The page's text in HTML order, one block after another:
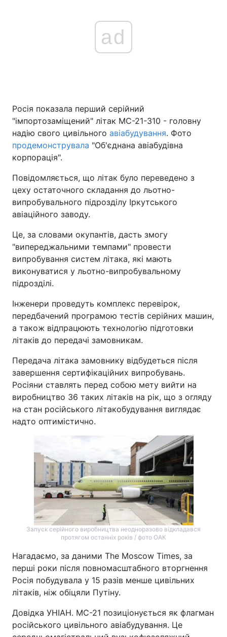
ad
Росія показала перший серійний
"імпортозаміщений" літак МС-21-310 - головну
надію свого цивільного авіабудування. Фото
продемонструвала "Об'єднана авіабудівна
корпорація".
Повідомляється, що літак було переведено з
цеху остаточного складання до льотно-
випробувального підрозділу Іркутського
авіаційного заводу.
Це, за словами окупантів, дасть змогу
"випереджальними темпами" провести
випробування систем літака, які мають
виконуватися у льотно-випробувальному
підрозділі.
Інженери проведуть комплекс перевірок,
передбачений програмою тестів серійних машин,
а також відпрацюють технологію підготовки
літаків до передачі замовникам.
Передача літака замовнику відбудеться після
завершення сертифікаційних випробувань.
Росіяни ставлять перед собою мету вийти на
виробництво 36 таких літаків на рік, що з огляду
на стан російського літакобудування виглядає
надто оптимістично.
Запуск серійного виробництва неодноразово відкладався
протягом останніх років / фото ОАК
Нагадаємо, за даними The Moscow Times, за
перші роки після повномасштабного вторгнення
Росія побудувала у 15 разів менше цивільних
літаків, ніж обіцяли Путіну.
Довідка УНІАН. МС-21 позиціонується як флагман
російського цивільного авіабудування. Це